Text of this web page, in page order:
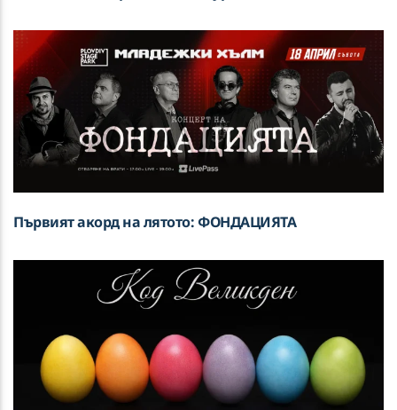
Първият акорд на лятото: ФОНДАЦИЯТА